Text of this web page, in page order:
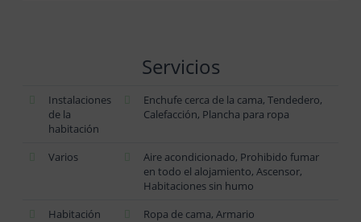
Servicios
Instalaciones
de la
habitación
Enchufe cerca de la cama, Tendedero,
Calefacción, Plancha para ropa
Varios
Aire acondicionado, Prohibido fumar
en todo el alojamiento, Ascensor,
Habitaciones sin humo
Habitación
Ropa de cama, Armario